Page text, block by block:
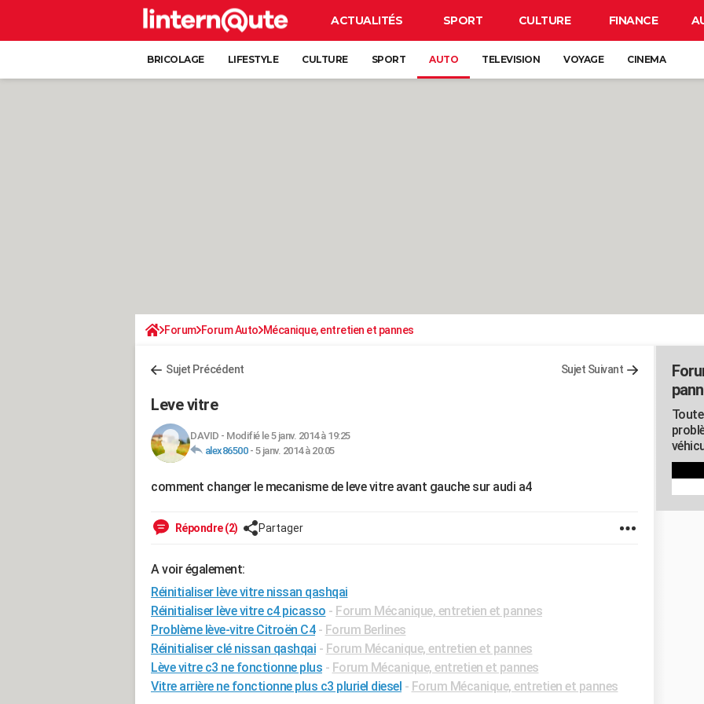
ACTUALITÉS SPORT CULTURE FINANCE
BRICOLAGE LIFESTYLE CULTURE SPORT AUTO TELEVISION VOYAGE CINEMA
Forum Forum Auto Mécanique, entretien et pannes
Sujet Précédent Sujet Suivant
Leve vitre
DAVID - Modifié le 5 janv. 2014 à 19:25
alex86500- 5 janv. 2014 à 20:05
comment changer le mecanisme de leve vitre avant gauche sur audi a4
Répondre (2) Partager
A voir également:
Réinitialiser lève vitre nissan qashqai
Réinitialiser lève vitre c4 picasso - Forum Mécanique, entretien et pannes
Problème lève-vitre Citroën C4 - Forum Berlines
Réinitialiser clé nissan qashqai - Forum Mécanique, entretien et pannes
Lève vitre c3 ne fonctionne plus - Forum Mécanique, entretien et pannes
Vitre arrière ne fonctionne plus c3 pluriel diesel - Forum Mécanique, entretien et pannes